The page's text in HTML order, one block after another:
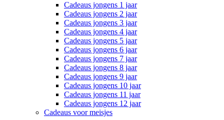
Cadeaus jongens 1 jaar
Cadeaus jongens 2 jaar
Cadeaus jongens 3 jaar
Cadeaus jongens 4 jaar
Cadeaus jongens 5 jaar
Cadeaus jongens 6 jaar
Cadeaus jongens 7 jaar
Cadeaus jongens 8 jaar
Cadeaus jongens 9 jaar
Cadeaus jongens 10 jaar
Cadeaus jongens 11 jaar
Cadeaus jongens 12 jaar
Cadeaus voor meisjes